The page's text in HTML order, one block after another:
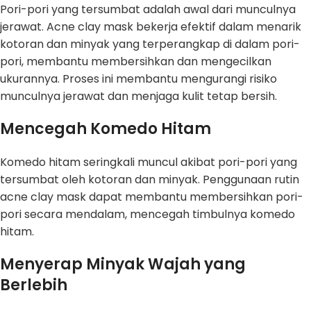
Pori-pori yang tersumbat adalah awal dari munculnya
jerawat. Acne clay mask bekerja efektif dalam menarik
kotoran dan minyak yang terperangkap di dalam pori-
pori, membantu membersihkan dan mengecilkan
ukurannya. Proses ini membantu mengurangi risiko
munculnya jerawat dan menjaga kulit tetap bersih.
Mencegah Komedo Hitam
Komedo hitam seringkali muncul akibat pori-pori yang
tersumbat oleh kotoran dan minyak. Penggunaan rutin
acne clay mask dapat membantu membersihkan pori-
pori secara mendalam, mencegah timbulnya komedo
hitam.
Menyerap Minyak Wajah yang
Berlebih